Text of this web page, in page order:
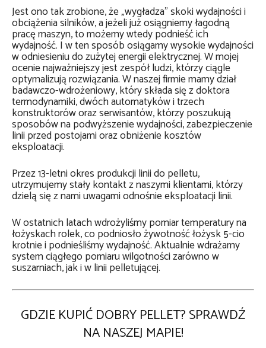
Jest ono tak zrobione, że „wygładza” skoki wydajności i
obciążenia silników, a jeżeli już osiągniemy łagodną
pracę maszyn, to możemy wtedy podnieść ich
wydajność. I w ten sposób osiągamy wysokie wydajności
w odniesieniu do zużytej energii elektrycznej. W mojej
ocenie najważniejszy jest zespół ludzi, którzy ciągle
optymalizują rozwiązania. W naszej firmie mamy dział
badawczo-wdrożeniowy, który składa się z doktora
termodynamiki, dwóch automatyków i trzech
konstruktorów oraz serwisantów, którzy poszukują
sposobów na podwyższenie wydajności, zabezpieczenie
linii przed postojami oraz obniżenie kosztów
eksploatacji.
Przez 13-letni okres produkcji linii do pelletu,
utrzymujemy stały kontakt z naszymi klientami, którzy
dzielą się z nami uwagami odnośnie eksploatacji linii.
W ostatnich latach wdrożyliśmy pomiar temperatury na
łożyskach rolek, co podniosło żywotność łożysk 5-cio
krotnie i podnieśliśmy wydajność. Aktualnie wdrażamy
system ciągłego pomiaru wilgotności zarówno w
suszarniach, jak i w linii pelletującej.
GDZIE KUPIĆ DOBRY PELLET? SPRAWDŹ
NA NASZEJ MAPIE!